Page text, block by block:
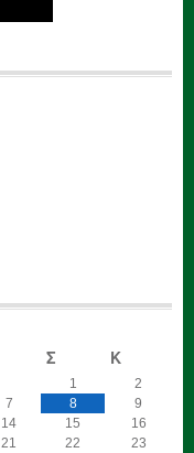
Σ Κ
1
2
7 8
9
14 15
16
21 22
23